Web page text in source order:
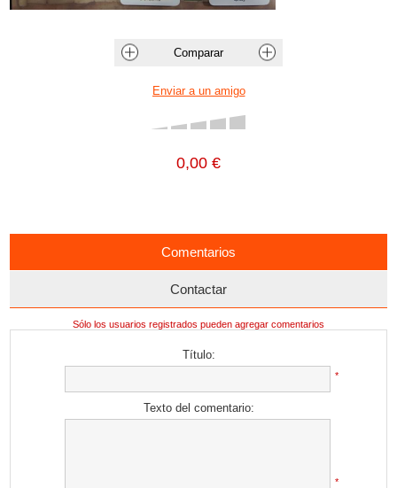
0,00 €
Comentarios
Contactar
Sólo los usuarios registrados pueden agregar comentarios
Título:
*
Texto del comentario:
*